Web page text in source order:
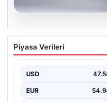
İstanbul’un 8
Su Kesintisi
önemli altyapı yenileme
Piyasa Verileri
USD
EUR